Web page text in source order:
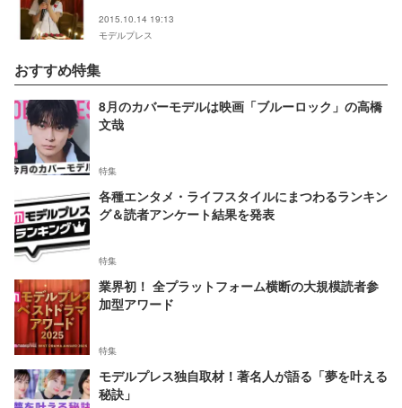
2015.10.14 19:13
モデルプレス
おすすめ特集
8月のカバーモデルは映画「ブルーロック」の高橋
文哉
特集
各種エンタメ・ライフスタイルにまつわるランキン
グ＆読者アンケート結果を発表
特集
業界初！ 全プラットフォーム横断の大規模読者参
加型アワード
特集
モデルプレス独自取材！著名人が語る「夢を叶える
秘訣」